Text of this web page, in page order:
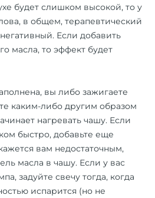
будет слишком высокой, то у
в общем, терапевтический
Если добавить
масла, то эффект будет
вы либо зажигаете
каким-либо другим образом
нагревать чашу. Если
быстро, добавьте еще
вам недостаточным,
масла в чашу. Если у вас
задуйте свечу тогда, когда
испарится (но не